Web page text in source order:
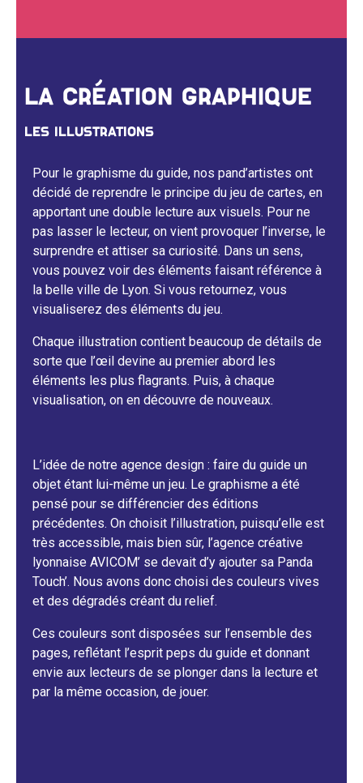
LA CRÉATION GRAPHIQUE
LES ILLUSTRATIONS
Pour le graphisme du guide, nos pand’artistes ont
décidé de reprendre le principe du jeu de cartes, en
apportant une double lecture aux visuels. Pour ne
pas lasser le lecteur, on vient provoquer l’inverse, le
surprendre et attiser sa curiosité. Dans un sens,
vous pouvez voir des éléments faisant référence à
la belle ville de Lyon. Si vous retournez, vous
visualiserez des éléments du jeu.
Chaque illustration contient beaucoup de détails de
sorte que l’œil devine au premier abord les
éléments les plus flagrants. Puis, à chaque
visualisation, on en découvre de nouveaux.
L’idée de notre agence design : faire du guide un
objet étant lui-même un jeu. Le graphisme a été
pensé pour se différencier des éditions
précédentes. On choisit l’illustration, puisqu’elle est
très accessible, mais bien sûr, l’agence créative
lyonnaise AVICOM’ se devait d’y ajouter sa Panda
Touch’. Nous avons donc choisi des couleurs vives
et des dégradés créant du relief.
Ces couleurs sont disposées sur l’ensemble des
pages, reflétant l’esprit peps du guide et donnant
envie aux lecteurs de se plonger dans la lecture et
par la même occasion, de jouer.